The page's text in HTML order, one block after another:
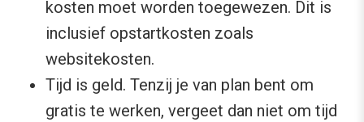
kosten moet worden toegewezen. Dit is
inclusief opstartkosten zoals
websitekosten.
Tijd is geld. Tenzij je van plan bent om
gratis te werken, vergeet dan niet om tijd